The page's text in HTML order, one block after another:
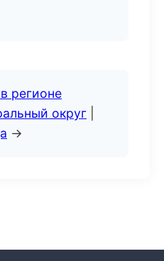
регионе
округ
→